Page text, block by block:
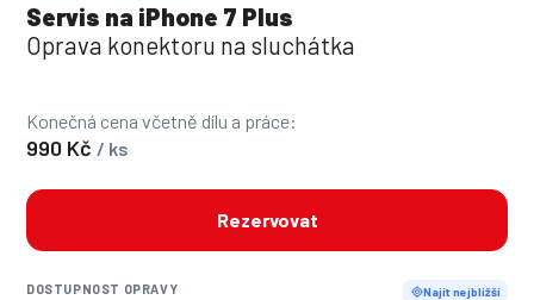
Servis na iPhone 7 Plus
Oprava konektoru na sluchátka
Konečná cena včetně dílu a práce:
990 Kč / ks
Rezervovat
DOSTUPNOST OPRAVY Najít nejbližší